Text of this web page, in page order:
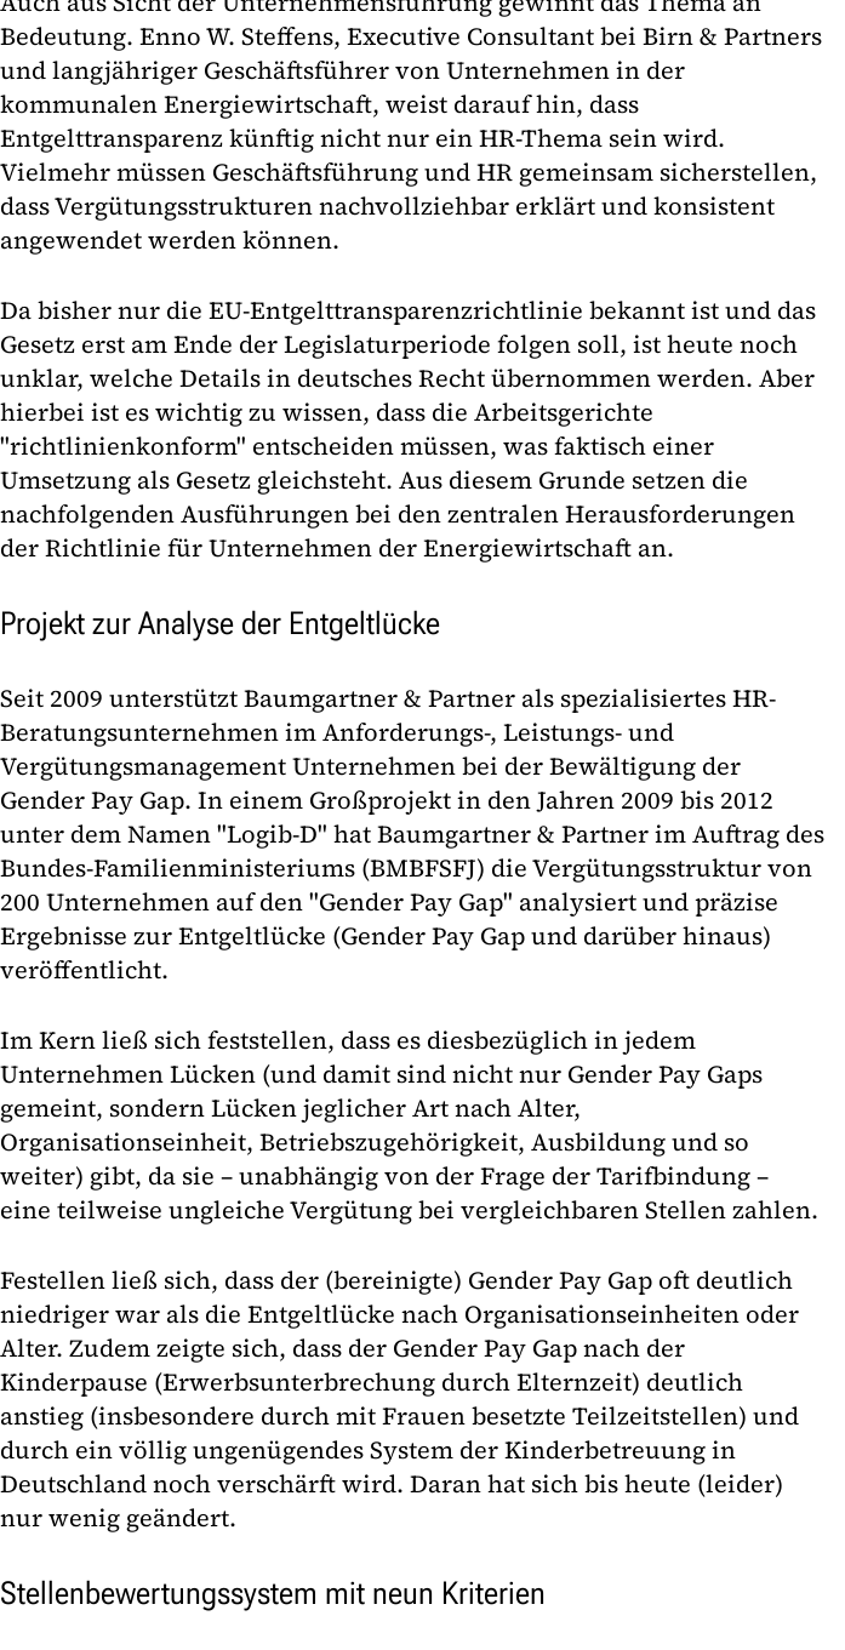
Bedeutung. Enno W. Steffens, Executive Consultant bei Birn & Partners
und langjähriger Geschäftsführer von Unternehmen in der
kommunalen Energiewirtschaft, weist darauf hin, dass
Entgelttransparenz künftig nicht nur ein HR-Thema sein wird.
Vielmehr müssen Geschäftsführung und HR gemeinsam sicherstellen,
dass Vergütungsstrukturen nachvollziehbar erklärt und konsistent
angewendet werden können.
Da bisher nur die EU-Entgelttransparenzrichtlinie bekannt ist und das
Gesetz erst am Ende der Legislaturperiode folgen soll, ist heute noch
unklar, welche Details in deutsches Recht übernommen werden. Aber
hierbei ist es wichtig zu wissen, dass die Arbeitsgerichte
"richtlinienkonform" entscheiden müssen, was faktisch einer
Umsetzung als Gesetz gleichsteht. Aus diesem Grunde setzen die
nachfolgenden Ausführungen bei den zentralen Herausforderungen
der Richtlinie für Unternehmen der Energiewirtschaft an.
Projekt zur Analyse der Entgeltlücke
Seit 2009 unterstützt Baumgartner & Partner als spezialisiertes HR-
Beratungsunternehmen im Anforderungs-, Leistungs- und
Vergütungsmanagement Unternehmen bei der Bewältigung der
Gender Pay Gap. In einem Großprojekt in den Jahren 2009 bis 2012
unter dem Namen "Logib-D" hat Baumgartner & Partner im Auftrag des
Bundes-Familienministeriums (BMBFSFJ) die Vergütungsstruktur von
200 Unternehmen auf den "Gender Pay Gap" analysiert und präzise
Ergebnisse zur Entgeltlücke (Gender Pay Gap und darüber hinaus)
veröffentlicht.
Im Kern ließ sich feststellen, dass es diesbezüglich in jedem
Unternehmen Lücken (und damit sind nicht nur Gender Pay Gaps
gemeint, sondern Lücken jeglicher Art nach Alter,
Organisationseinheit, Betriebszugehörigkeit, Ausbildung und so
weiter) gibt, da sie – unabhängig von der Frage der Tarifbindung –
eine teilweise ungleiche Vergütung bei vergleichbaren Stellen zahlen.
Festellen ließ sich, dass der (bereinigte) Gender Pay Gap oft deutlich
niedriger war als die Entgeltlücke nach Organisationseinheiten oder
Alter. Zudem zeigte sich, dass der Gender Pay Gap nach der
Kinderpause (Erwerbsunterbrechung durch Elternzeit) deutlich
anstieg (insbesondere durch mit Frauen besetzte Teilzeitstellen) und
durch ein völlig ungenügendes System der Kinderbetreuung in
Deutschland noch verschärft wird. Daran hat sich bis heute (leider)
nur wenig geändert.
Stellenbewertungssystem mit neun Kriterien